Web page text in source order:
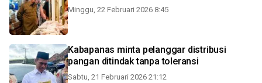
Minggu, 22 Februari 2026 8:45
Kabapanas minta pelanggar distribusi
pangan ditindak tanpa toleransi
Sabtu, 21 Februari 2026 21:12